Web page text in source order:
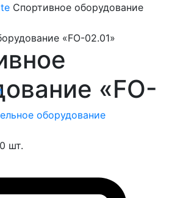
оборудование
Спортивное оборудование
«FO-
шт.